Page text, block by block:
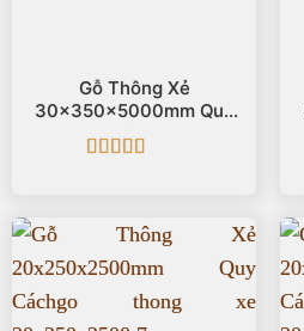
Gỗ Thông Xẻ
30x350x5000mm Quy
Cách